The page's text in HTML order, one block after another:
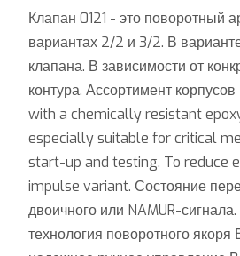
Клапан 0121 - это поворотный
вариантах 2/2 и 3/2. В
клапана. В зависимости от
контура. Ассортимент
with a chemically resistant
especially suitable for critical
start-up and testing. To reduce
impulse variant. Состояние
двоичного или NAMUR-
технология поворотного